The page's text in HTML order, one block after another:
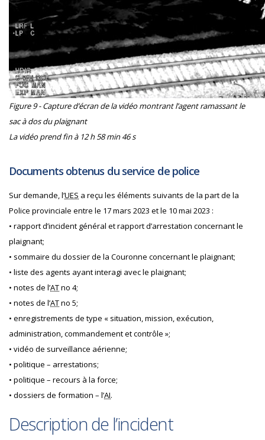
Figure 9 - Capture d’écran de la vidéo montrant l’agent ramassant le
sac à dos du plaignant
La vidéo prend fin à 12 h 58 min 46 s
Documents obtenus du service de police
Sur demande, l’UES a reçu les éléments suivants de la part de la
Police provinciale entre le 17 mars 2023 et le 10 mai 2023 :
• rapport d’incident général et rapport d’arrestation concernant le
plaignant;
• sommaire du dossier de la Couronne concernant le plaignant;
• liste des agents ayant interagi avec le plaignant;
• notes de l’ATno 4;
• notes de l’ATno 5;
• enregistrements de type « situation, mission, exécution,
administration, commandement et contrôle »;
• vidéo de surveillance aérienne;
• politique – arrestations;
• politique – recours à la force;
• dossiers de formation – l’AI.
Description de l’incident